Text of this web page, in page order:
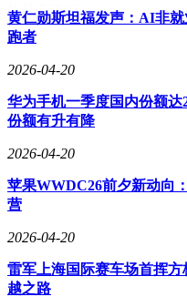
热情与友好。
小米方面明确表示，绝不会
行为坐视不管。目前，公司
黄仁勋斯坦福发声：AI非
跑者
2026-04-20
华为手机一季度国内份额
份额有升有降
2026-04-20
苹果WWDC26前夕新动向
营
2026-04-20
雷军上海国际赛车场首挥
越之路